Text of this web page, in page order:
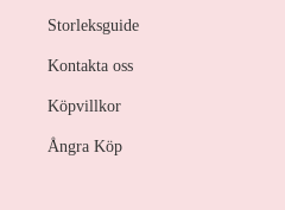
Storleksguide
Kontakta oss
Köpvillkor
Ångra Köp